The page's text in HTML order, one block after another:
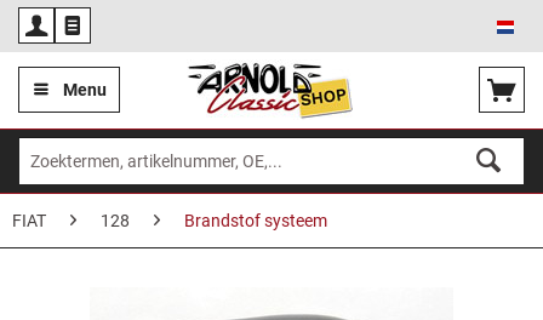
Menu
FIAT 128 Brandstof systeem